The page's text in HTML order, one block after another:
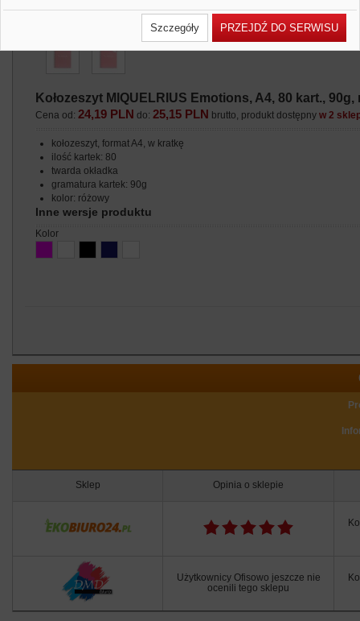
Kołozeszyt MIQUELRIUS Emotions, A4, 80 kart., 90g,
Cena od:24,19 PLN do:25,15 PLN brutto, produkt dostępnyw 2
kołozeszyt, format A4, w kratkę
ilość kartek: 80
twarda okładka
gramatura kartek: 90g
kolor: różowy
Inne wersje produktu
kolor
Sklep Opinia o sklepie
Użytkownicy Ofisowo jeszcze nie
ocenili tego sklepu
wcześniejsza zgoda której udzieliliście podczas zakładania konta. Każda
Państwa zgoda jest dobrowolna i można ją w dowolnym momencie
Lista Zaufanych Partnerów (rozwiń)
Szczegóły PRZEJDŹ DO SERWISU